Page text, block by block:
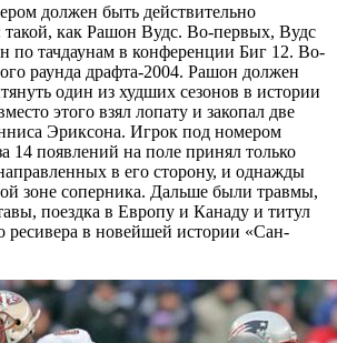
должен быть действительно
как Рашон Вудс. Во-первых, Вудс
по тачдаунам в конференции Биг 12. Во-
раунда драфта-2004. Рашон должен
один из худших сезонов в истории
этого взял лопату и закопал две
Эриксона. Игрок под номером
14 появлений на поле принял только
в его сторону, и однажды
зоне соперника. Дальше были травмы,
поездка в Европу и Канаду и титул
ресивера в новейшей истории «Сан-